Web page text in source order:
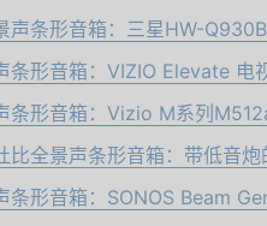
声条形音箱：三星HW-Q930B
条形音箱：VIZIO Elevate 电
条形音箱：Vizio M系列
比全景声条形音箱：带低音
条形音箱：SONOS Beam